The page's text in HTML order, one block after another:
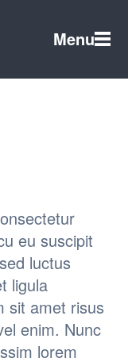
Menu
eu suscipit
luctus
ligula
sit amet risus
enim. Nunc
lorem